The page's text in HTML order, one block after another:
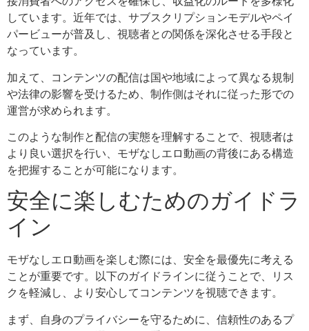
しています。近年では、サブスクリプションモデルやペイ
パービューが普及し、視聴者との関係を深化させる手段と
なっています。
加えて、コンテンツの配信は国や地域によって異なる規制
や法律の影響を受けるため、制作側はそれに従った形での
運営が求められます。
このような制作と配信の実態を理解することで、視聴者は
より良い選択を行い、モザなしエロ動画の背後にある構造
を把握することが可能になります。
安全に楽しむためのガイドラ
イン
モザなしエロ動画を楽しむ際には、安全を最優先に考える
ことが重要です。以下のガイドラインに従うことで、リス
クを軽減し、より安心してコンテンツを視聴できます。
まず、自身のプライバシーを守るために、信頼性のあるプ